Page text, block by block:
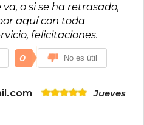
o si se ha retrasado,
aquí con toda
felicitaciones.
0 No es útil
Jueves